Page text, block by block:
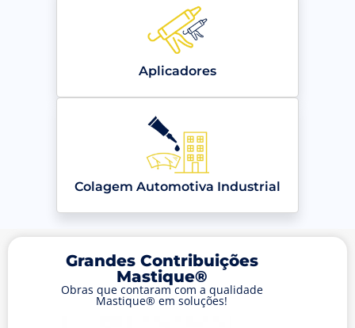
Aplicadores
Colagem Automotiva Industrial
Grandes Contribuições
Mastique®
Obras que contaram com a qualidade
Mastique® em soluções!